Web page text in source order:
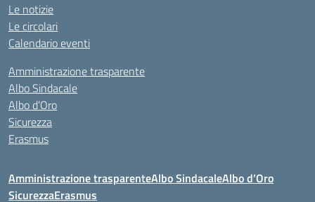
Le notizie
Le circolari
Calendario eventi
Amministrazione trasparente
Albo Sindacale
Albo d’Oro
Sicurezza
Erasmus
Amministrazione trasparenteAlbo SindacaleAlbo d’Oro
SicurezzaErasmus